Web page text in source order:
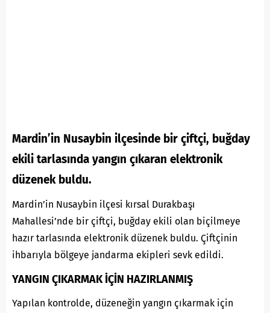
Mardin’in Nusaybin ilçesinde bir çiftçi, buğday
ekili tarlasında yangın çıkaran elektronik
düzenek buldu.
Mardin’in Nusaybin ilçesi kırsal Durakbaşı
Mahallesi’nde bir çiftçi, buğday ekili olan biçilmeye
hazır tarlasında elektronik düzenek buldu. Çiftçinin
ihbarıyla bölgeye jandarma ekipleri sevk edildi.
YANGIN ÇIKARMAK İÇİN HAZIRLANMIŞ
Yapılan kontrolde, düzeneğin yangın çıkarmak için